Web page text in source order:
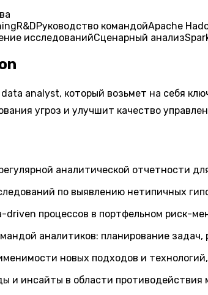
R&DРуководство командойApache
исследованийСценарный анализ
analyst, который возьмет на себя
угроз и улучшит качество
аналитической отчетности
по выявлению нетипичных
driven процессов в портфельном риск-
аналитиков: планирование
новых подходов и
и инсайты в области